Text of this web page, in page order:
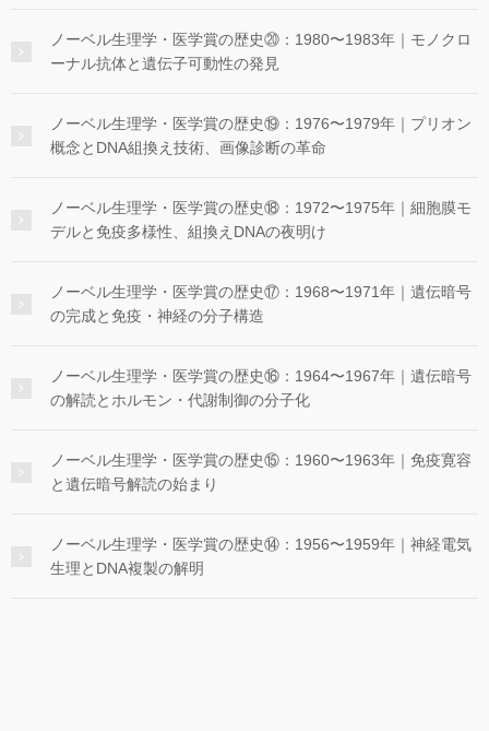
ノーベル生理学・医学賞の歴史⑳：1980〜1983年｜モノクロ
ーナル抗体と遺伝子可動性の発見
ノーベル生理学・医学賞の歴史⑲：1976〜1979年｜プリオン
概念とDNA組換え技術、画像診断の革命
ノーベル生理学・医学賞の歴史⑱：1972〜1975年｜細胞膜モ
デルと免疫多様性、組換えDNAの夜明け
ノーベル生理学・医学賞の歴史⑰：1968〜1971年｜遺伝暗号
の完成と免疫・神経の分子構造
ノーベル生理学・医学賞の歴史⑯：1964〜1967年｜遺伝暗号
の解読とホルモン・代謝制御の分子化
ノーベル生理学・医学賞の歴史⑮：1960〜1963年｜免疫寛容
と遺伝暗号解読の始まり
ノーベル生理学・医学賞の歴史⑭：1956〜1959年｜神経電気
生理とDNA複製の解明